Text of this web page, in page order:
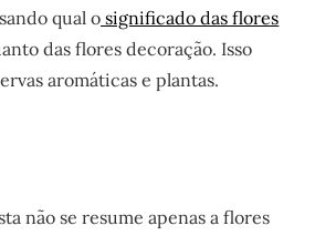
qual o significado das flores
das flores decoração. Isso
aromáticas e plantas.
não se resume apenas a flores